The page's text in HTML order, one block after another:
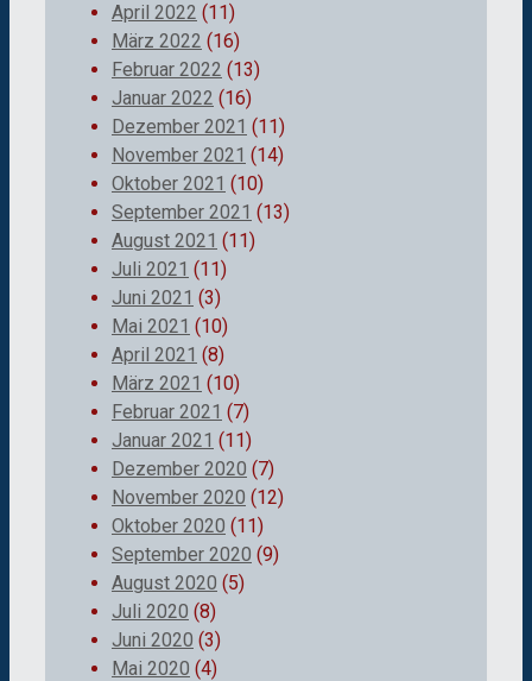
April 2022 (11)
März 2022 (16)
Februar 2022 (13)
Januar 2022 (16)
Dezember 2021 (11)
November 2021 (14)
Oktober 2021 (10)
September 2021 (13)
August 2021 (11)
Juli 2021 (11)
Juni 2021 (3)
Mai 2021 (10)
April 2021 (8)
März 2021 (10)
Februar 2021 (7)
Januar 2021 (11)
Dezember 2020 (7)
November 2020 (12)
Oktober 2020 (11)
September 2020 (9)
August 2020 (5)
Juli 2020 (8)
Juni 2020 (3)
Mai 2020 (4)